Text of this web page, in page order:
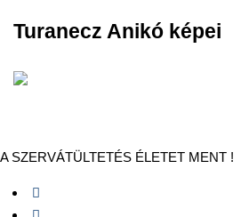
Turanecz Anikó képei
A SZERVÁTÜLTETÉS ÉLETET MENT !